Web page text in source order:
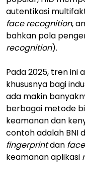
autentikasi
face recognition,
bahkan pola
recognition).
Pada 2025, tren ini
khususnya bagi
ada makin
berbagai metode
keamanan dan
contoh adalah BNI
fingerprintdan
keamanan aplikasi